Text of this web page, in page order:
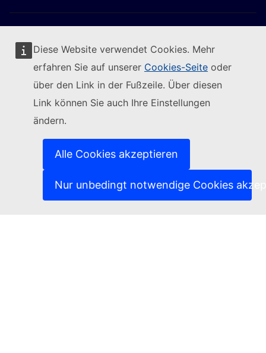
Diese Website verwendet Cookies. Mehr
erfahren Sie auf unserer Cookies-Seite oder
über den Link in der Fußzeile. Über diesen
Link können Sie auch Ihre Einstellungen
ändern.
Alle Cookies akzeptieren
Nur unbedingt notwendige Cookies
Folgen Sie der Europäischen Kommission
Kontakt(Externer Link)
IT-Sicherheitslücke melden
Sprachen auf unseren Websites(Externer Link)
(Externer Link)
Schutz der Privatsphäre
Rechtlicher Hinweis
(Externer Link)